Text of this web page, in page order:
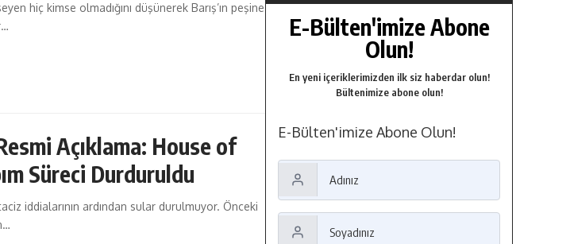
hiç kimse olmadığını düşünerek Barış’ın peşine
Açıklama: House of
Süreci Durduruldu
iddialarının ardından sular durulmuyor. Önceki
E-Bülten'imize Abone
Olun!
En yeni içeriklerimizden ilk siz haberdar olun!
Bültenimize abone olun!
E-Bülten'imize Abone Olun!